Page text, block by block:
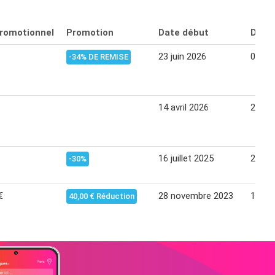
Promotion Date début Date
-34% DE REMISE 23 juin 2026 05
14 avril 2026 26
-30% 16 juillet 2025 27
40,00 € Réduction 28 novembre 2023 17